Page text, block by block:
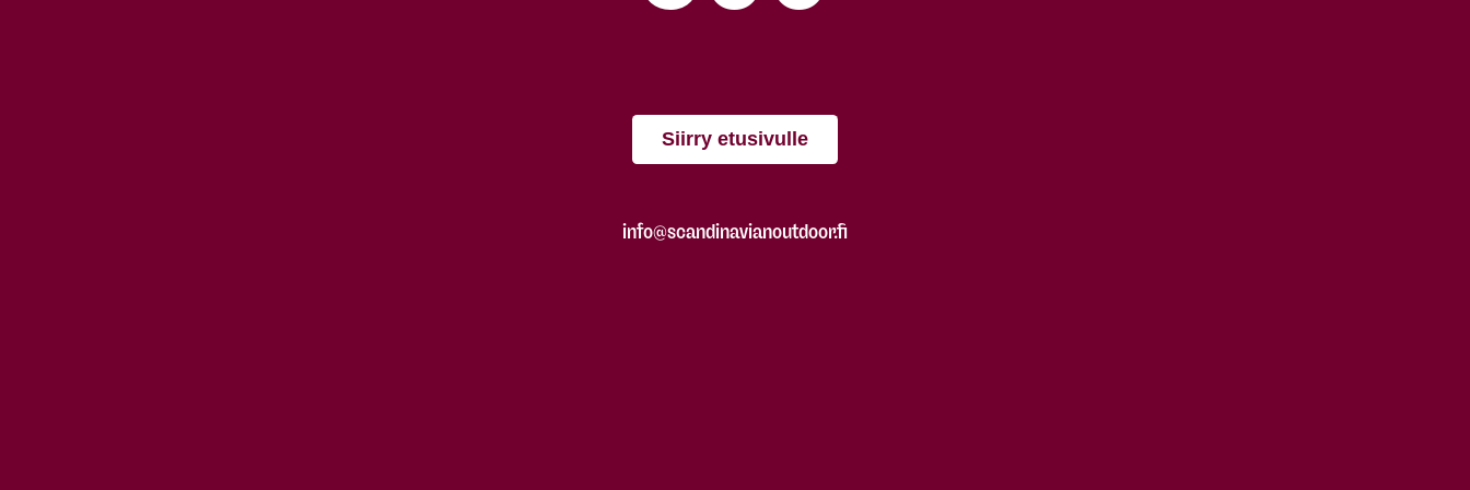
Siirry etusivulle
info@scandinavianoutdoor.fi